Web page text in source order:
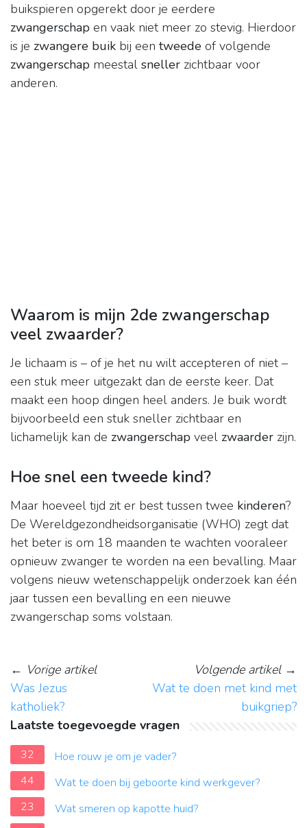
buikspieren opgerekt door je eerdere
zwangerschap en vaak niet meer zo stevig. Hierdoor
is je zwangere buik bij een tweede of volgende
zwangerschap meestal sneller zichtbaar voor
anderen.
Waarom is mijn 2de zwangerschap
veel zwaarder?
Je lichaam is – of je het nu wilt accepteren of niet –
een stuk meer uitgezakt dan de eerste keer. Dat
maakt een hoop dingen heel anders. Je buik wordt
bijvoorbeeld een stuk sneller zichtbaar en
lichamelijk kan de zwangerschap veel zwaarder zijn.
Hoe snel een tweede kind?
Maar hoeveel tijd zit er best tussen twee kinderen?
De Wereldgezondheidsorganisatie (WHO) zegt dat
het beter is om 18 maanden te wachten vooraleer
opnieuw zwanger te worden na een bevalling. Maar
volgens nieuw wetenschappelijk onderzoek kan één
jaar tussen een bevalling en een nieuwe
zwangerschap soms volstaan.
← Vorige artikel
Was Jezus
katholiek?
Volgende artikel→
Wat te doen met kind met
buikgriep?
Laatste toegevoegde vragen
32
Hoe rouw je om je vader?
44
Wat te doen bij geboorte kind werkgever?
23
Wat smeren op kapotte huid?